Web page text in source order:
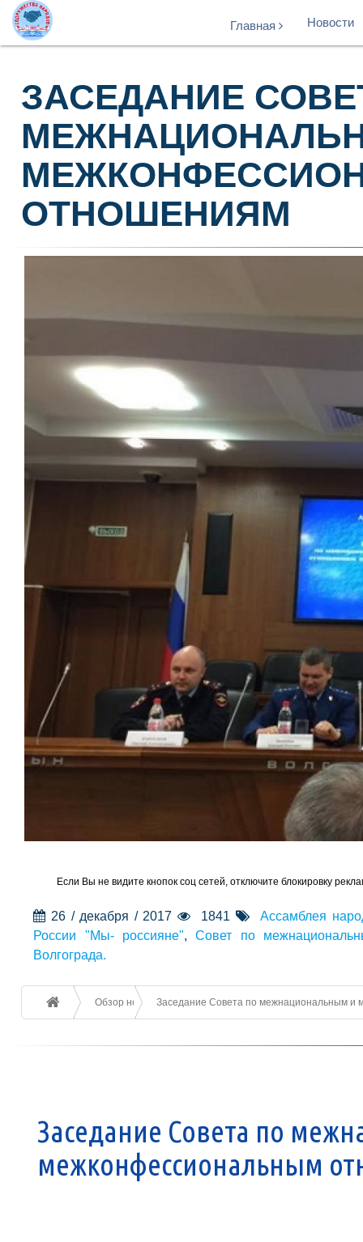
Главная Новости
ЗАСЕДАНИЕ
ОТНОШЕНИЯМ
Если Вы не видите кнопок соц сетей, отключите блокировку
26 / декабря / 2017 1841
Ассамблея
России "Мы- россияне",Совет по
Волгограда.
Обзор новостейЗаседание Совета по межнациональным и
Заседание Совета по
межконфессиональным